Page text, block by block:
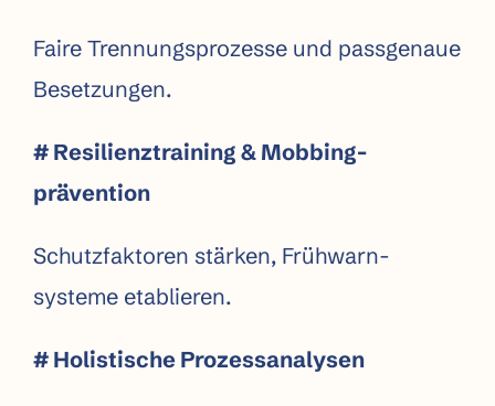
Faire Trennungs­prozesse und passgenaue
Besetzungen.
# Resilienz­training & Mobbing­
prävention
Schutzfaktoren stärken, Frühwarn­
systeme etablieren.
# Holistische Prozess­analysen